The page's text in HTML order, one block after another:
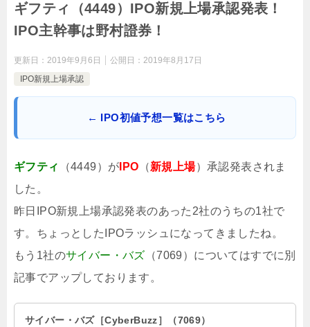
ギフティ（4449）IPO新規上場承認発表！
IPO主幹事は野村證券！
更新日： 2019年9月6日 公開日： 2019年8月17日
IPO新規上場承認
← IPO初値予想一覧はこちら
ギフティ （4449）が IPO （新規上場）承認発表されま
した。
昨日IPO新規上場承認発表のあった2社のうちの1社で
す。ちょっとしたIPOラッシュになってきましたね。
もう1社のサイバー・バズ （7069） についてはすでに別
記事でアップしております。
サイバー・バズ［CyberBuzz］（7069）